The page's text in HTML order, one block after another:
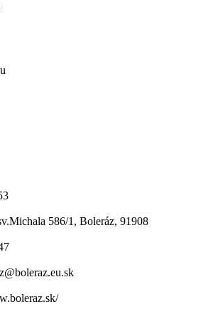
586/1, Boleráz, 91908